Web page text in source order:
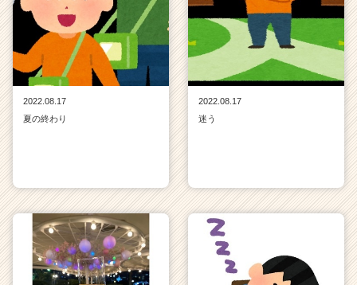
2022.08.17
夏の終わり
2022.08.17
迷う